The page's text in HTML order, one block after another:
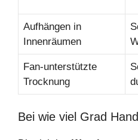
Aufhängen in
Innenräumen
Fan-unterstützte
Trocknung
Bei wie viel Grad